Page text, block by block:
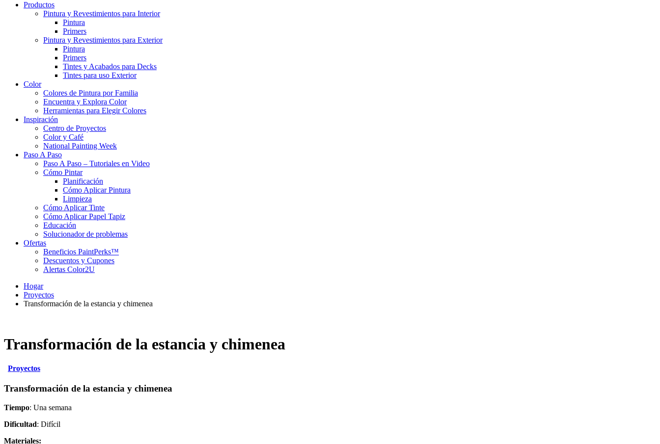
Productos
Pintura y Revestimientos para Interior
Pintura
Primers
Pintura y Revestimientos para Exterior
Pintura
Primers
Tintes y Acabados para Decks
Tintes para uso Exterior
Color
Colores de Pintura por Familia
Encuentra y Explora Color
Herramientas para Elegir Colores
Inspiración
Centro de Proyectos
Color y Café
National Painting Week
Paso A Paso
Paso A Paso – Tutoriales en Video
Cómo Pintar
Planificación
Cómo Aplicar Pintura
Limpieza
Cómo Aplicar Tinte
Cómo Aplicar Papel Tapiz
Educación
Solucionador de problemas
Ofertas
Beneficios PaintPerks™
Descuentos y Cupones
Alertas Color2U
Hogar
Proyectos
Transformación de la estancia y chimenea
Transformación de la estancia y chimenea
Proyectos
Transformación de la estancia y chimenea
Tiempo: Una semana
Dificultad: Difícil
Materiales: